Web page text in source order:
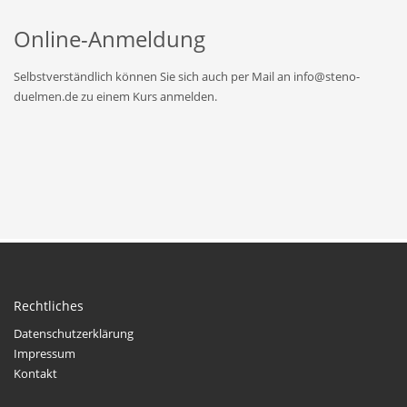
Online-Anmeldung
Selbstverständlich können Sie sich auch per Mail an info@steno-
duelmen.de zu einem Kurs anmelden.
Rechtliches
Datenschutzerklärung
Impressum
Kontakt